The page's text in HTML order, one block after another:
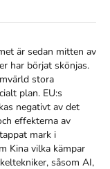
är sedan mitten av
har börjat skönjas.
stora
plan. EU:s
negativt av det
effekterna av
mark i
Kina vilka kämpar
såsom AI,